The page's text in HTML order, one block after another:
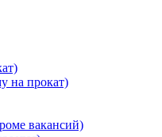
на прокат)
вакансий)